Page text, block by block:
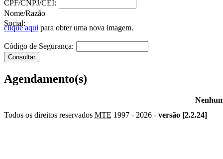
CPF/CNPJ/CEI:
Nome/Razão
Social:
clique aqui para obter uma nova imagem.
Código de Segurança:
Agendamento(s)
Todos os direitos reservados MTE 1997 - 2026 - versão [2.2.24]